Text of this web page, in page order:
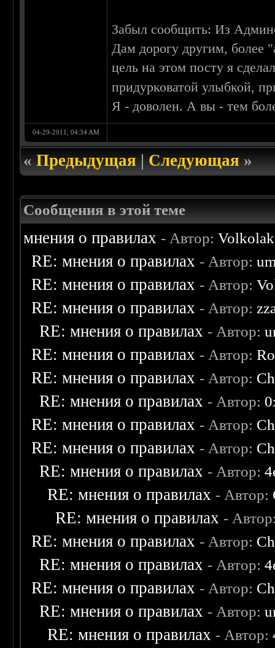
Забыл сообщить: Из
Дам дорогу другим, более
цель на этом посту я
придурковатой улыбкой,
Я - доволен. А вы - тем
04-29-2011, 04:34 AM
«Предыдущая|Следующая»
Сообщения в этой теме
мнения о правилах - Автор:Volkolak
RE: мнения о правилах - Автор:
RE: мнения о правилах - Автор:
RE: мнения о правилах - Автор:
RE: мнения о правилах - Автор:
RE: мнения о правилах - Автор:
RE: мнения о правилах - Автор:
RE: мнения о правилах - Автор:
RE: мнения о правилах - Автор:
RE: мнения о правилах - Автор:
RE: мнения о правилах - Автор:
RE: мнения о правилах - Автор:
RE: мнения о правилах -
RE: мнения о правилах - Автор:
RE: мнения о правилах - Автор:
RE: мнения о правилах - Автор:
RE: мнения о правилах - Автор:
RE: мнения о правилах - Автор: